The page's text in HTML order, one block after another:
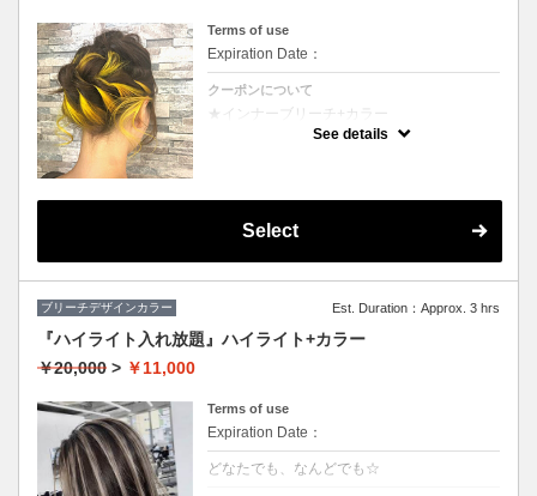
Terms of use
Expiration Date：
クーポンについて
★インナーブリーチ+カラー
★カット追加（+2500円）
★耳後ろのインナーのカラーのみです。表面
See details
Select
ブリーチデザインカラー Est. Duration：Approx. 3 hrs
『ハイライト入れ放題』ハイライト+カラー
￥20,000 > ￥11,000
Terms of use
Expiration Date：
どなたでも、なんどでも☆